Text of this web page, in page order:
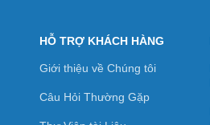
HỖ TRỢ KHÁCH HÀNG
Giới thiệu về Chúng tôi
Câu Hỏi Thường Gặp